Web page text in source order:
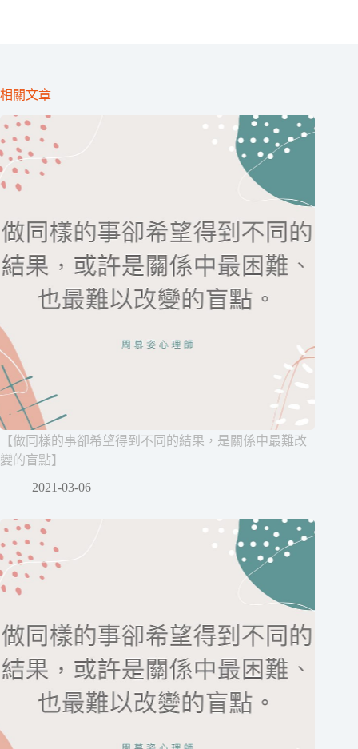
相關文章
【做同樣的事卻希望得到不同的結果，是關係中最難改
變的盲點】
2021-03-06